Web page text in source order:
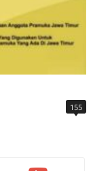
155